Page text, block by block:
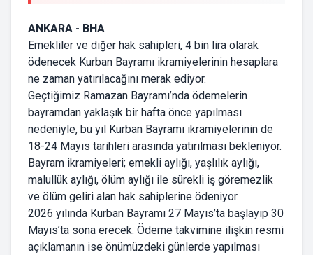
ANKARA - BHA
Emekliler ve diğer hak sahipleri, 4 bin lira olarak
ödenecek Kurban Bayramı ikramiyelerinin hesaplara
ne zaman yatırılacağını merak ediyor.
Geçtiğimiz Ramazan Bayramı’nda ödemelerin
bayramdan yaklaşık bir hafta önce yapılması
nedeniyle, bu yıl Kurban Bayramı ikramiyelerinin de
18-24 Mayıs tarihleri arasında yatırılması bekleniyor.
Bayram ikramiyeleri; emekli aylığı, yaşlılık aylığı,
malullük aylığı, ölüm aylığı ile sürekli iş göremezlik
ve ölüm geliri alan hak sahiplerine ödeniyor.
2026 yılında Kurban Bayramı 27 Mayıs’ta başlayıp 30
Mayıs’ta sona erecek. Ödeme takvimine ilişkin resmi
açıklamanın ise önümüzdeki günlerde yapılması